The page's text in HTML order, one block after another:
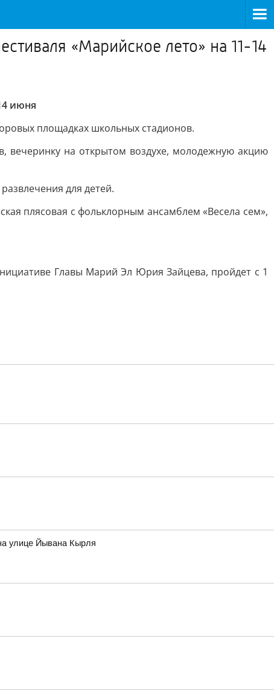
«Марийское лето» на 11-14
июня
площадках школьных стадионов.
вечеринку на открытом воздухе, молодежную акцию
для детей.
плясовая с фольклорным ансамблем «Весела сем»,
Главы Марий Эл Юрия Зайцева, пройдет с 1
улице Йывана Кырля